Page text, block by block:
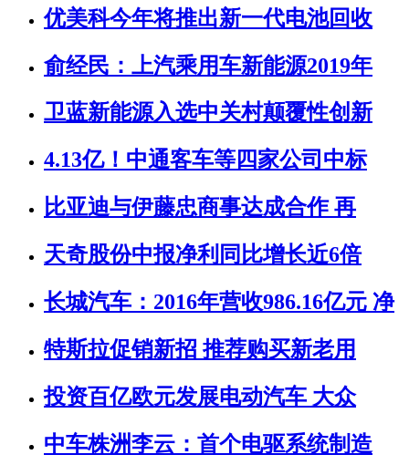
优美科今年将推出新一代电池回收
俞经民：上汽乘用车新能源2019年
卫蓝新能源入选中关村颠覆性创新
4.13亿！中通客车等四家公司中标
比亚迪与伊藤忠商事达成合作 再
天奇股份中报净利同比增长近6倍
长城汽车：2016年营收986.16亿元 净
特斯拉促销新招 推荐购买新老用
投资百亿欧元发展电动汽车 大众
中车株洲李云：首个电驱系统制造